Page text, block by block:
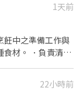
10 公里內, 夜班 16
合 2-5 小時依照
5 小時依照貨量彈
量彈性排班) ▸ 假
5 小時依照貨量
配合主管排班 💰
班 $224-$264 ⸻
日業務報表。1天前
飪中之準備工作與
食材。 ．負責清理
22小時前